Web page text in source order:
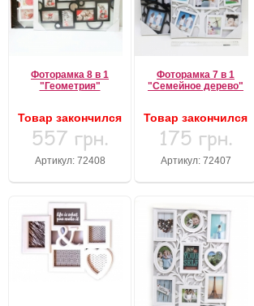
Фоторамка 8 в 1
"Геометрия"
Товар закончился
557 грн.
Артикул: 72408
Фоторамка 7 в 1
"Семейное дерево"
Товар закончился
175 грн.
Артикул: 72407